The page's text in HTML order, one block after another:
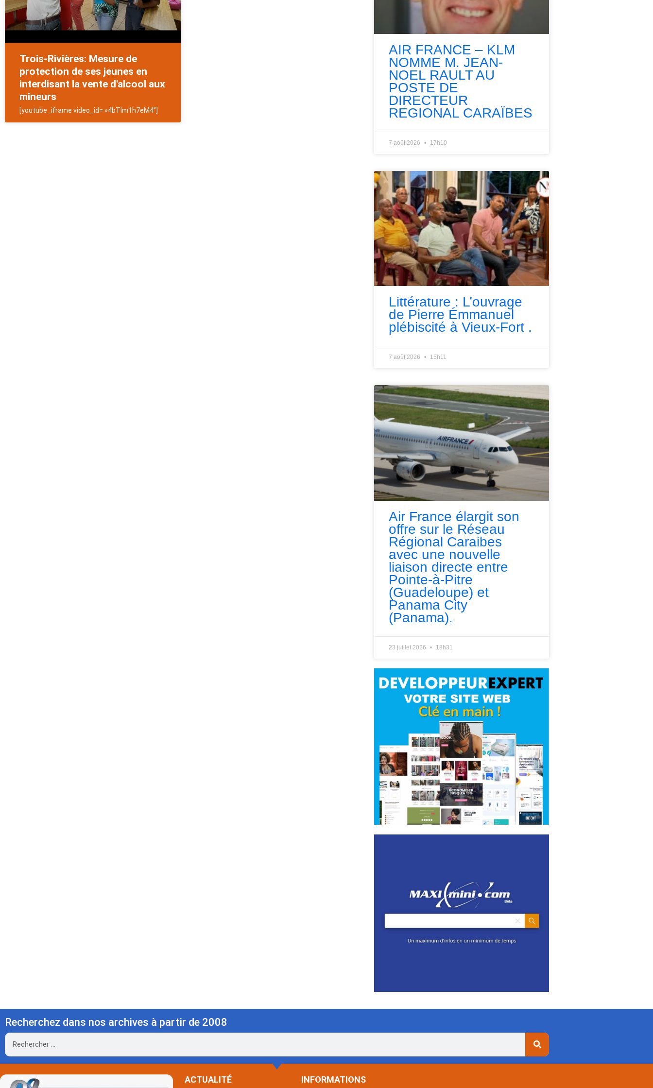
Trois-Rivières: Mesure de
protection de ses jeunes en
interdisant la vente d'alcool aux
mineurs
[youtube_iframe video_id= »4bTlm1h7eM4″]
AIR FRANCE – KLM
NOMME M. JEAN-
NOEL RAULT AU
POSTE DE
DIRECTEUR
REGIONAL CARAÏBES
7 août 2026 17h10
Littérature : L’ouvrage
de Pierre Émmanuel
plébiscité à Vieux-Fort .
7 août 2026 15h11
Air France élargit son
offre sur le Réseau
Régional Caraibes
avec une nouvelle
liaison directe entre
Pointe-à-Pitre
(Guadeloupe) et
Panama City
(Panama).
23 juillet 2026 18h31
Recherchez dans nos archives à partir de 2008
Rechercher
ACTUALITÉ INFORMATIONS